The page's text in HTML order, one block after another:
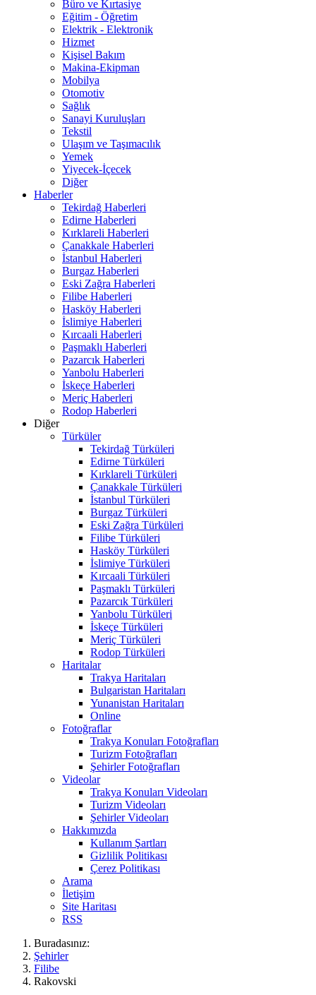
Büro ve Kırtasiye
Eğitim - Öğretim
Elektrik - Elektronik
Hizmet
Kişisel Bakım
Makina-Ekipman
Mobilya
Otomotiv
Sağlık
Sanayi Kuruluşları
Tekstil
Ulaşım ve Taşımacılık
Yemek
Yiyecek-İçecek
Diğer
Haberler
Tekirdağ Haberleri
Edirne Haberleri
Kırklareli Haberleri
Çanakkale Haberleri
İstanbul Haberleri
Burgaz Haberleri
Eski Zağra Haberleri
Filibe Haberleri
Hasköy Haberleri
İslimiye Haberleri
Kırcaali Haberleri
Paşmaklı Haberleri
Pazarcık Haberleri
Yanbolu Haberleri
İskeçe Haberleri
Meriç Haberleri
Rodop Haberleri
Diğer
Türküler
Tekirdağ Türküleri
Edirne Türküleri
Kırklareli Türküleri
Çanakkale Türküleri
İstanbul Türküleri
Burgaz Türküleri
Eski Zağra Türküleri
Filibe Türküleri
Hasköy Türküleri
İslimiye Türküleri
Kırcaali Türküleri
Paşmaklı Türküleri
Pazarcık Türküleri
Yanbolu Türküleri
İskeçe Türküleri
Meriç Türküleri
Rodop Türküleri
Haritalar
Trakya Haritaları
Bulgaristan Haritaları
Yunanistan Haritaları
Online
Fotoğraflar
Trakya Konuları Fotoğrafları
Turizm Fotoğrafları
Şehirler Fotoğrafları
Videolar
Trakya Konuları Videoları
Turizm Videoları
Şehirler Videoları
Hakkımızda
Kullanım Şartları
Gizlilik Politikası
Çerez Politikası
Arama
İletişim
Site Haritası
RSS
Buradasınız:
Şehirler
Filibe
Rakovski